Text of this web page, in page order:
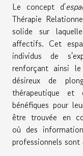
Le concept d'
Thérapie
solide sur
affectifs. Cet
individus de
renforçant ainsi
désireux de
thérapeutique
bénéfiques pour
être trouvée en
où des
professionnels